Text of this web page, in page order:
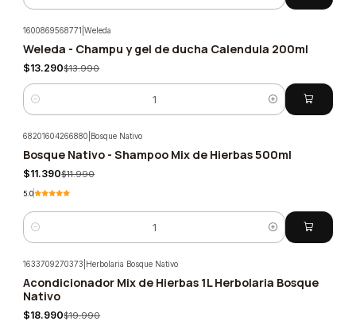
-5%
1600869568771 |Weleda
Weleda - Champu y gel de ducha Calendula 200ml
$13.290$13.990
Cantidad
-5%
68201604266880 Bosque Nativo
Bosque Nativo - Shampoo Mix de Hierbas 500ml
$11.390$11.990
5.0
Cantidad
-5%
1633709270373 Herbolaria Bosque Nativo
Acondicionador Mix de Hierbas 1L Herbolaria Bosque
Nativo
$18.990$19.990